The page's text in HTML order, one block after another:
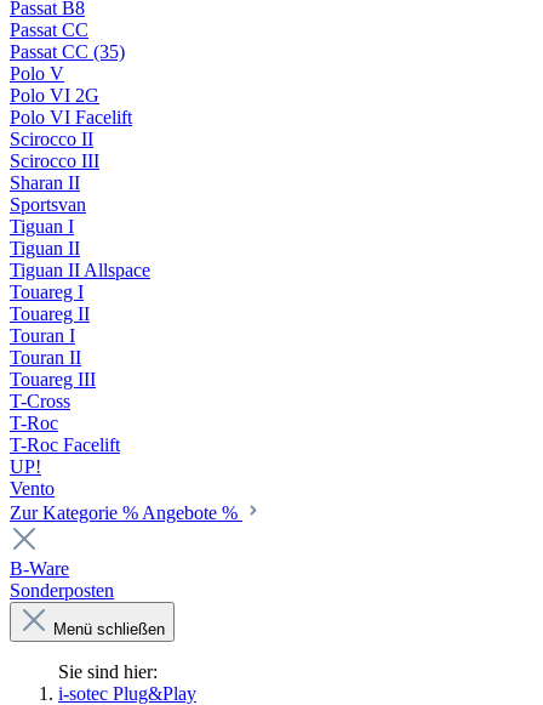
Passat B8
Passat CC
Passat CC (35)
Polo V
Polo VI 2G
Polo VI Facelift
Scirocco II
Scirocco III
Sharan II
Sportsvan
Tiguan I
Tiguan II
Tiguan II Allspace
Touareg I
Touareg II
Touran I
Touran II
Touareg III
T-Cross
T-Roc
T-Roc Facelift
UP!
Vento
Zur Kategorie % Angebote %
B-Ware
Sonderposten
Menü schließen
Sie sind hier:
i-sotec Plug&Play